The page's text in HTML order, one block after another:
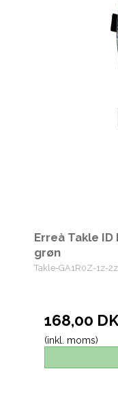
Erreà Takle
grøn
Takle-GA1R0Z-1z-
168,00
(inkl. moms)